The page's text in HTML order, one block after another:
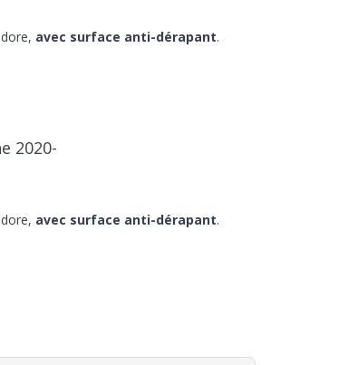
avec surface anti-dérapant.
2020-
avec surface anti-dérapant.